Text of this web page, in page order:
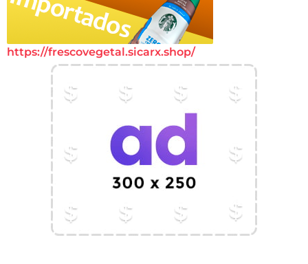
https://frescovegetal.sicarx.shop/